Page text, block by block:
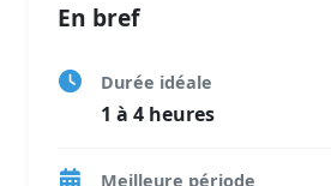
En bref
Durée idéale
1 à 4 heures
Meilleure période